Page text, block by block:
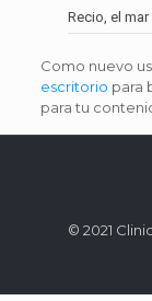
Recio, el
Como nuevo
escritorio para
para tu
© 2021